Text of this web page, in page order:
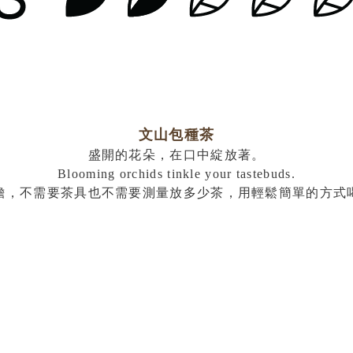
文山包種茶
盛開的花朵，在口中綻放著。
Blooming orchids tinkle your tastebuds.
，不需要茶具也不需要測量放多少茶，用輕鬆簡單的方式